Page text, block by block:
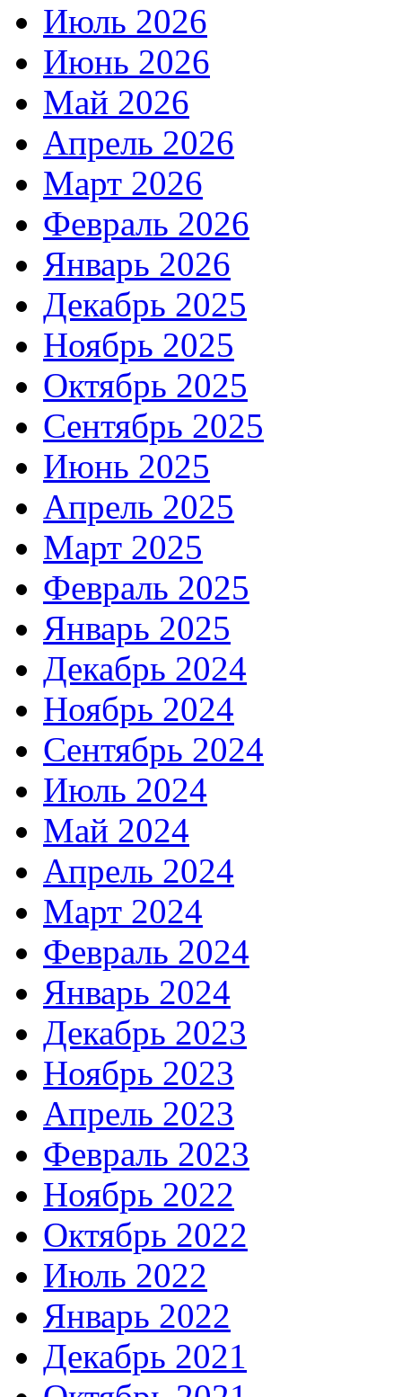
Июль 2026
Июнь 2026
Май 2026
Апрель 2026
Март 2026
Февраль 2026
Январь 2026
Декабрь 2025
Ноябрь 2025
Октябрь 2025
Сентябрь 2025
Июнь 2025
Апрель 2025
Март 2025
Февраль 2025
Январь 2025
Декабрь 2024
Ноябрь 2024
Сентябрь 2024
Июль 2024
Май 2024
Апрель 2024
Март 2024
Февраль 2024
Январь 2024
Декабрь 2023
Ноябрь 2023
Апрель 2023
Февраль 2023
Ноябрь 2022
Октябрь 2022
Июль 2022
Январь 2022
Декабрь 2021